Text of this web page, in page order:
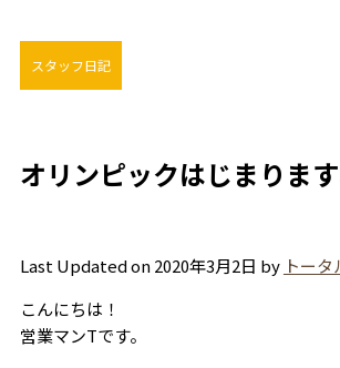
スタッフ日記
オリンピックはじまりま
Last Updated on 2020年3月2日 by トー
こんにちは！
営業マンTです。